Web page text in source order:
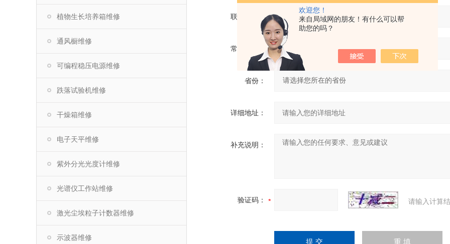
欢迎您！
来自局域网的朋友！有什么可以帮
助您的吗？
植物生长培养箱维修
通风橱维修
可编程稳压电源维修
跌落试验机维修
干燥箱维修
电子天平维修
紫外分光光度计维修
光谱仪工作站维修
激光尘埃粒子计数器维修
示波器维修
联系电话：
常用邮箱：
省份：
详细地址：
补充说明：
验证码： 请输入计算